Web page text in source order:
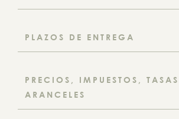
PLAZOS DE ENTREGA
PRECIOS, IMPUESTOS,
ARANCELES